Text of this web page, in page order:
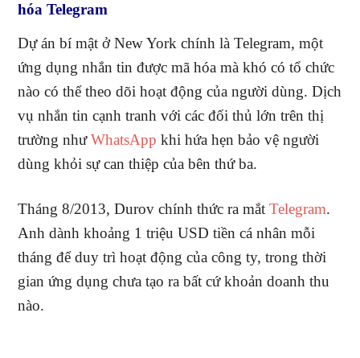
hóa Telegram
Dự án bí mật ở New York chính là Telegram, một
ứng dụng nhắn tin được mã hóa mà khó có tổ chức
nào có thể theo dõi hoạt động của người dùng. Dịch
vụ nhắn tin cạnh tranh với các đối thủ lớn trên thị
trường nhưWhatsApp khi hứa hẹn bảo vệ người
dùng khỏi sự can thiệp của bên thứ ba.
Tháng 8/2013, Durov chính thức ra mắtTelegram.
Anh dành khoảng 1 triệu USD tiền cá nhân mỗi
tháng để duy trì hoạt động của công ty, trong thời
gian ứng dụng chưa tạo ra bất cứ khoản doanh thu
nào.